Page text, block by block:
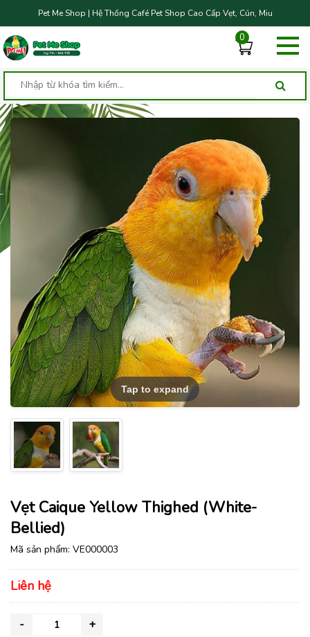
Pet Me Shop | Hệ Thống Café Pet Shop Cao Cấp Vẹt, Cún, Miu
0
Tap to expand
Vẹt Caique Yellow Thighed (White-
Bellied)
Mã sản phẩm: VE000003
Liên hệ